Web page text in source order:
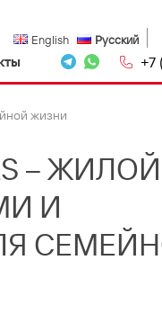
English Русский
+7
жизни
– ЖИЛОЙ
И